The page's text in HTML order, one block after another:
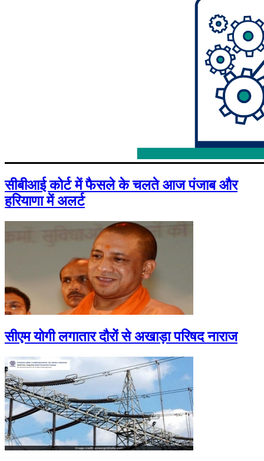
सीबीआई कोर्ट में फैसले के चलते आज पंजाब और
हरियाणा में अलर्ट
सीएम योगी लगातार दौरों से अखाड़ा परिषद नाराज